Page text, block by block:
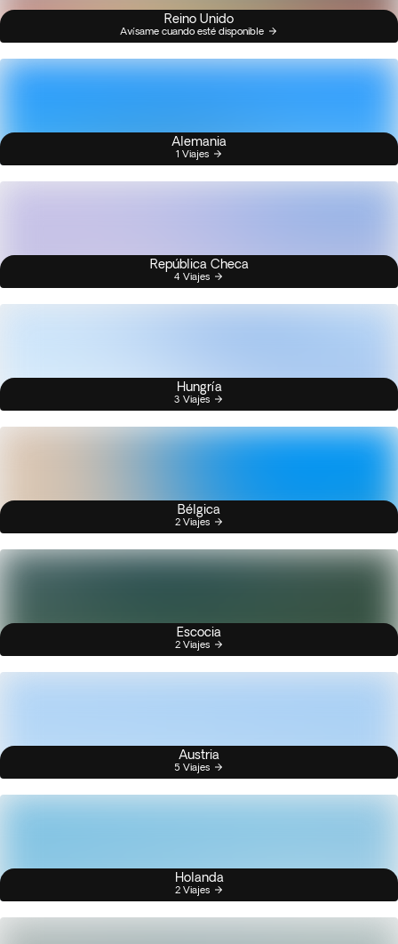
Reino Unido
Avísame cuando esté disponible
Alemania
1 Viajes
República Checa
4 Viajes
Hungría
3 Viajes
Bélgica
2 Viajes
Escocia
2 Viajes
Austria
5 Viajes
Holanda
2 Viajes